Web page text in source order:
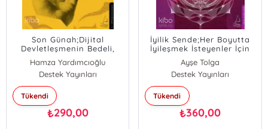
Son Günah;Dijital
Devletleşmenin Bedeli,
Dijital Kölelikle mi
Ödenecek?
Hamza Yardımcıoğlu
Destek Yayınları
Tükendi
₺290,00
İyilik Sende;Her Boyutta
İyileşmek İsteyenler İçin
Ruhsal, Bedensel ve
Zihinsel İyilik Reçeteleri
Ayşe Tolga
Destek Yayınları
Tükendi
₺360,00